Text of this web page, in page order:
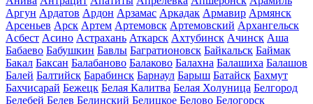
Аргун Ардатов Ардон Арзамас Аркадак Армавир Армянск
Арсеньев Арск Артем Артемовск Артемовский Архангельск
Асбест Асино Астрахань Аткарск Ахтубинск Ачинск Аша
Бабаево Бабушкин Бавлы Багратионовск Байкальск Баймак
Бакал Баксан Балабаново Балаково Балахна Балашиха Балашов
Балей Балтийск Барабинск Барнаул Барыш Батайск Бахмут
Бахчисарай Бежецк Белая Калитва Белая Холуница Белгород
Белебей Белев Белинский Белицкое Белово Белогорск